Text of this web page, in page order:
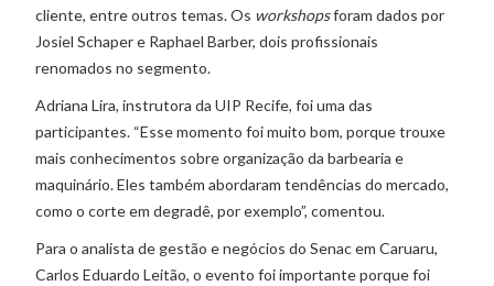
cliente, entre outros temas. Os workshopsforam dados por
Josiel Schaper e Raphael Barber, dois profissionais
renomados no segmento.
Adriana Lira, instrutora da UIP Recife, foi uma das
participantes. “Esse momento foi muito bom, porque trouxe
mais conhecimentos sobre organização da barbearia e
maquinário. Eles também abordaram tendências do mercado,
como o corte em degradê, por exemplo”, comentou.
Para o analista de gestão e negócios do Senac em Caruaru,
Carlos Eduardo Leitão, o evento foi importante porque foi